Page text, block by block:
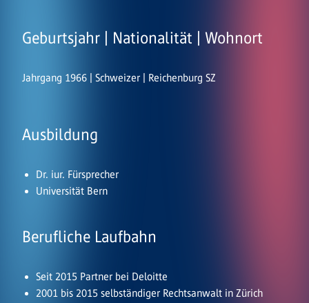
Geburtsjahr | Nationalität | Wohnort
Jahrgang 1966 | Schweizer | Reichenburg SZ
Ausbildung
Dr. iur. Fürsprecher
Universität Bern
Berufliche Laufbahn
Seit 2015 Partner bei Deloitte
2001 bis 2015 selbständiger Rechtsanwalt in Zürich